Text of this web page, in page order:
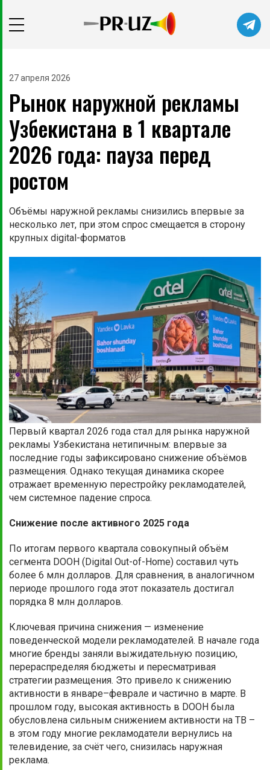
Не сейчас Подписаться
27 апреля 2026
Рынок наружной рекламы
Узбекистана в 1 квартале
2026 года: пауза перед
ростом
Объёмы наружной рекламы снизились впервые за
несколько лет, при этом спрос смещается в сторону
крупных digital-форматов
Первый квартал 2026 года стал для рынка наружной
рекламы Узбекистана нетипичным: впервые за
последние годы зафиксировано снижение объёмов
размещения. Однако текущая динамика скорее
отражает временную перестройку рекламодателей,
чем системное падение спроса.
Снижение после активного 2025 года
По итогам первого квартала совокупный объём
сегмента DOOH (Digital Out-of-Home) составил чуть
более 6 млн долларов. Для сравнения, в аналогичном
периоде прошлого года этот показатель достигал
порядка 8 млн долларов.
Ключевая причина снижения — изменение
поведенческой модели рекламодателей. В начале года
многие бренды заняли выжидательную позицию,
перераспределяя бюджеты и пересматривая
стратегии размещения. Это привело к снижению
активности в январе–феврале и частично в марте. В
прошлом году, высокая активность в DOOH была
обусловлена сильным снижением активности на ТВ –
в этом году многие рекламодатели вернулись на
телевидение, за счёт чего, снизилась наружная
реклама.